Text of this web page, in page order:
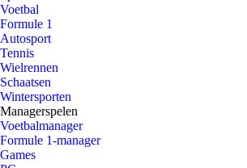
Voetbal
Formule 1
Autosport
Tennis
Wielrennen
Schaatsen
Wintersporten
Managerspelen
Voetbalmanager
Formule 1-manager
Games